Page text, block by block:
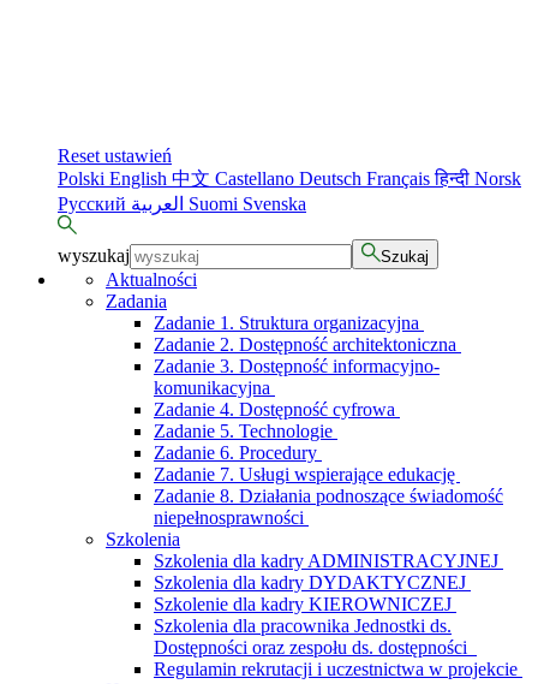
Reset ustawień
Polski English 中文 Castellano Deutsch Françaisहिन्दी Norsk
Русский
Suomi Svenska
wyszukaj Szukaj
Aktualności
Zadania
Zadanie 1. Struktura organizacyjna
Zadanie 2. Dostępność architektoniczna
Zadanie 3. Dostępność informacyjno-
komunikacyjna
Zadanie 4. Dostępność cyfrowa
Zadanie 5. Technologie
Zadanie 6. Procedury
Zadanie 7. Usługi wspierające edukację
Zadanie 8. Działania podnoszące świadomość
niepełnosprawności
Szkolenia
Szkolenia dla kadry ADMINISTRACYJNEJ
Szkolenia dla kadry DYDAKTYCZNEJ
Szkolenie dla kadry KIEROWNICZEJ
Szkolenia dla pracownika Jednostki ds.
Dostępności oraz zespołu ds. dostępności
Regulamin rekrutacji i uczestnictwa w projekcie